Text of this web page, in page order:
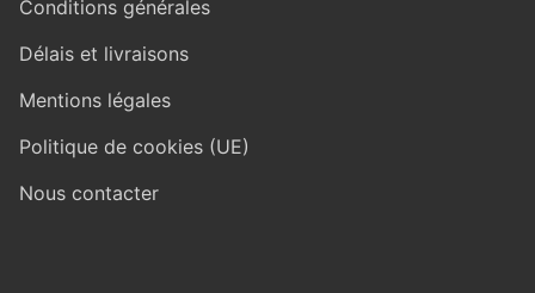
Conditions générales
Délais et livraisons
Mentions légales
Politique de cookies (UE)
Nous contacter